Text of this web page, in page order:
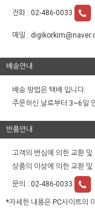
전화 : 02-486-0033
메일 :
배송안내
배송 방법은 택배 입니다.
주문하신 날로부터 3~6일
반품안내
고객의 변심에 의한 교환
상품의 이상에 의한 교환
문의 : 02-486-0033
*자세한 내용은 PC사이트의